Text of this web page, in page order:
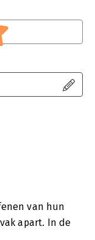
van hun
apart. In de